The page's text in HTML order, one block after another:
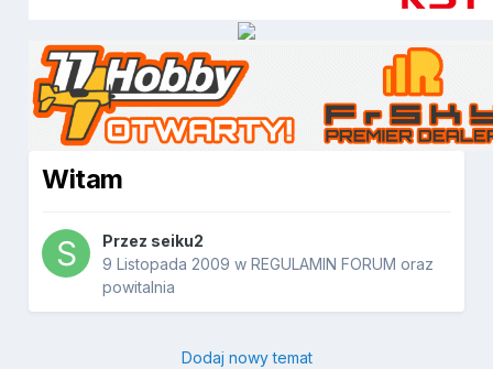
Witam
Przez seiku2
9 Listopada 2009 wREGULAMIN FORUM oraz
powitalnia
Dodaj nowy temat